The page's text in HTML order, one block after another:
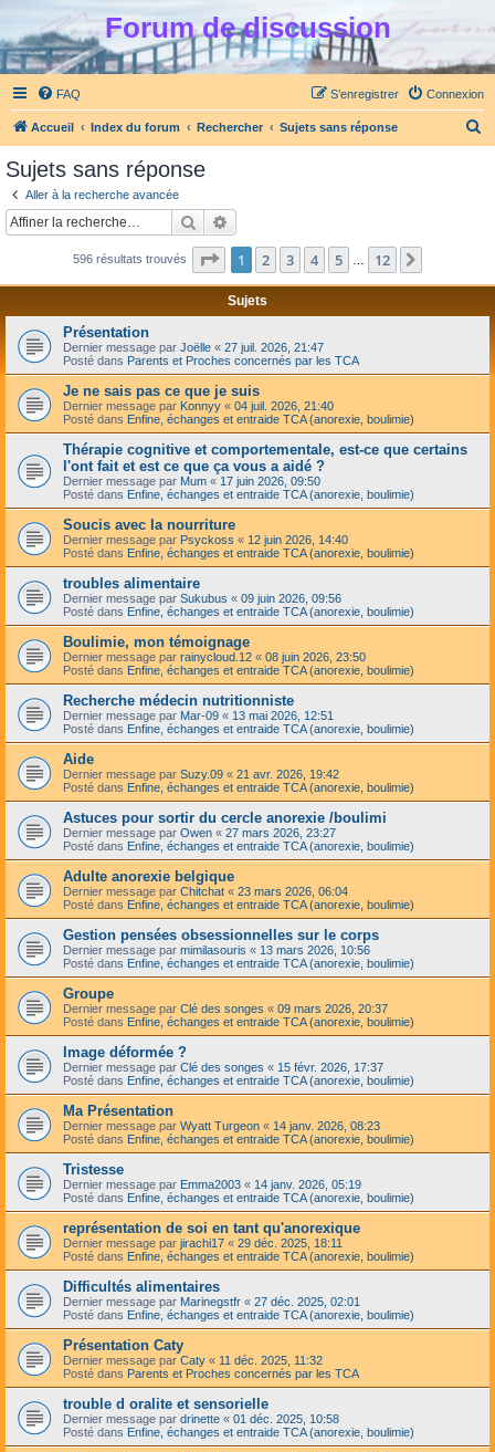
Forum de discussion
FAQ Connexion
S’enregistrer
Accueil Index du forum Rechercher Sujets sans réponse
c
Sujets sans réponse
Aller à la recherche avancée
Rechercher
596 résultats trouvés Page 1sur12
1 2 3 4 5 12
Sujets
Présentation
Dernier message par Joëlle « 27 juil. 2026, 21:47
Posté dans Parents et Proches concernés par les TCA
Je ne sais pas ce que je suis
Dernier message par Konnyy « 04 juil. 2026, 21:40
Posté dans Enfine, échanges et entraide TCA (anorexie, boulimie)
Thérapie cognitive et comportementale, est-ce que certains
l'ont fait et est ce que ça vous a aidé ?
Dernier message par Mum « 17 juin 2026, 09:50
Posté dans Enfine, échanges et entraide TCA (anorexie, boulimie)
Soucis avec la nourriture
Dernier message par Psyckoss « 12 juin 2026, 14:40
Posté dans Enfine, échanges et entraide TCA (anorexie, boulimie)
troubles alimentaire
Dernier message par Sukubus « 09 juin 2026, 09:56
Posté dans Enfine, échanges et entraide TCA (anorexie, boulimie)
Boulimie, mon témoignage
Dernier message par rainycloud.12 « 08 juin 2026, 23:50
Posté dans Enfine, échanges et entraide TCA (anorexie, boulimie)
Recherche médecin nutritionniste
Dernier message par Mar-09 « 13 mai 2026, 12:51
Posté dans Enfine, échanges et entraide TCA (anorexie, boulimie)
Aide
Dernier message par Suzy.09 « 21 avr. 2026, 19:42
Posté dans Enfine, échanges et entraide TCA (anorexie, boulimie)
Astuces pour sortir du cercle anorexie /boulimi
Dernier message par Owen « 27 mars 2026, 23:27
Posté dans Enfine, échanges et entraide TCA (anorexie, boulimie)
Adulte anorexie belgique
Dernier message par Chitchat « 23 mars 2026, 06:04
Posté dans Enfine, échanges et entraide TCA (anorexie, boulimie)
Gestion pensées obsessionnelles sur le corps
Dernier message par mimilasouris « 13 mars 2026, 10:56
Posté dans Enfine, échanges et entraide TCA (anorexie, boulimie)
Groupe
Dernier message par Clé des songes « 09 mars 2026, 20:37
Posté dans Enfine, échanges et entraide TCA (anorexie, boulimie)
Image déformée ?
Dernier message par Clé des songes « 15 févr. 2026, 17:37
Posté dans Enfine, échanges et entraide TCA (anorexie, boulimie)
Ma Présentation
Dernier message par Wyatt Turgeon « 14 janv. 2026, 08:23
Posté dans Enfine, échanges et entraide TCA (anorexie, boulimie)
Tristesse
Dernier message par Emma2003 « 14 janv. 2026, 05:19
Posté dans Enfine, échanges et entraide TCA (anorexie, boulimie)
représentation de soi en tant qu'anorexique
Dernier message par jirachi17 « 29 déc. 2025, 18:11
Posté dans Enfine, échanges et entraide TCA (anorexie, boulimie)
Difficultés alimentaires
Dernier message par Marinegstfr « 27 déc. 2025, 02:01
Posté dans Enfine, échanges et entraide TCA (anorexie, boulimie)
Présentation Caty
Dernier message par Caty « 11 déc. 2025, 11:32
Posté dans Parents et Proches concernés par les TCA
trouble d oralite et sensorielle
Dernier message par drinette « 01 déc. 2025, 10:58
Posté dans Enfine, échanges et entraide TCA (anorexie, boulimie)